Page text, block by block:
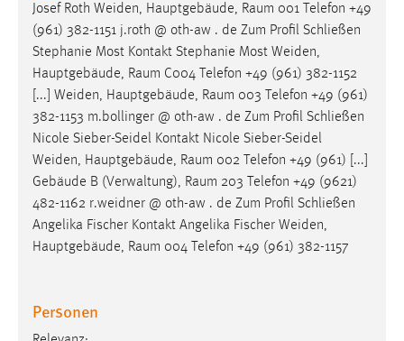
Josef Roth Weiden, Hauptgebäude, Raum 001 Telefon +49
(961) 382-1151 j.roth @ oth-aw . de Zum Profil Schließen
Stephanie Most Kontakt Stephanie Most Weiden,
Hauptgebäude, Raum C004 Telefon +49 (961) 382-1152
[...] Weiden, Hauptgebäude, Raum 003 Telefon +49 (961)
382-1153 m.bollinger @ oth-aw . de Zum Profil Schließen
Nicole Sieber-Seidel Kontakt Nicole Sieber-Seidel
Weiden, Hauptgebäude, Raum 002 Telefon +49 (961) [...]
Gebäude B (Verwaltung), Raum 203 Telefon +49 (9621)
482-1162 r.weidner @ oth-aw . de Zum Profil Schließen
Angelika Fischer Kontakt Angelika Fischer Weiden,
Hauptgebäude, Raum 004 Telefon +49 (961) 382-1157
Personen